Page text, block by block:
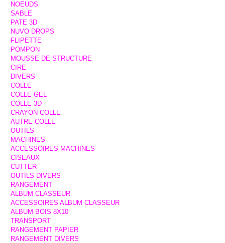
NOEUDS
SABLE
PATE 3D
NUVO DROPS
FLIPETTE
POMPON
MOUSSE DE STRUCTURE
CIRE
DIVERS
COLLE
COLLE GEL
COLLE 3D
CRAYON COLLE
AUTRE COLLE
OUTILS
MACHINES
ACCESSOIRES MACHINES
CISEAUX
CUTTER
OUTILS DIVERS
RANGEMENT
ALBUM CLASSEUR
ACCESSOIRES ALBUM CLASSEUR
ALBUM BOIS 8X10
TRANSPORT
RANGEMENT PAPIER
RANGEMENT DIVERS